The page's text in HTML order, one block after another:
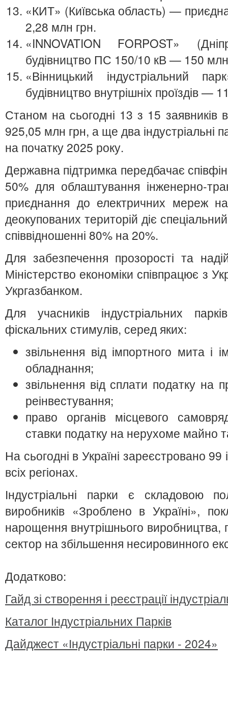
«КИТ» (Київська область) —
2,28 млн грн.
«INNOVATION FORPOST»
будівництво ПС 150/10 кВ — 150
«Вінницький індустріальний
будівництво внутрішніх проїздів —
Станом на сьогодні 13 з 15 заявників
925,05 млн грн, а ще два індустріальні
на початку 2025 року.
Державна підтримка передбачає
50% для облаштування інженерно-
приєднання до електричних мереж
деокупованих територій діє
співвідношенні 80% на 20%.
Для забезпечення прозорості та
Міністерство економіки співпрацює з
Укргазбанком.
Для учасників індустріальних
фіскальних стимулів, серед яких:
звільнення від імпортного мита
обладнання;
звільнення від сплати податку на
реінвестування;
право органів місцевого
ставки податку на нерухоме майно
На сьогодні в Україні зареєстровано
всіх регіонах.
Індустріальні парки є складовою
виробників «Зроблено в Україні»,
нарощення внутрішнього виробництва,
сектор на збільшення несировинного
Додатково:
Гайд зі створення і реєстрації
Каталог Індустріальних Парків
Дайджест «Індустріальні парки - 2024»